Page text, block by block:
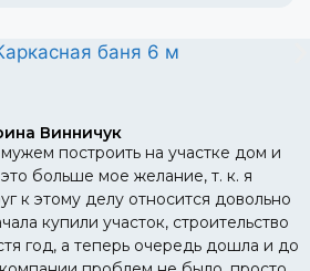
Винничук
построить на участке дом и
больше мое желание, т. к. я
к этому делу относится довольно
купили участок, строительство
год, а теперь очередь дошла и до